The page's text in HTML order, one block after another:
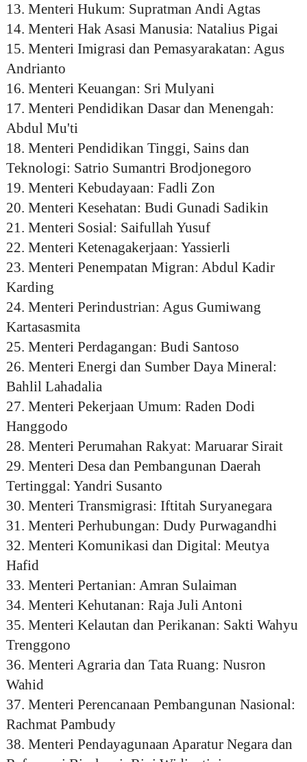
13. Menteri Hukum: Supratman Andi Agtas
14. Menteri Hak Asasi Manusia: Natalius Pigai
15. Menteri Imigrasi dan Pemasyarakatan: Agus
Andrianto
16. Menteri Keuangan: Sri Mulyani
17. Menteri Pendidikan Dasar dan Menengah:
Abdul Mu'ti
18. Menteri Pendidikan Tinggi, Sains dan
Teknologi: Satrio Sumantri Brodjonegoro
19. Menteri Kebudayaan: Fadli Zon
20. Menteri Kesehatan: Budi Gunadi Sadikin
21. Menteri Sosial: Saifullah Yusuf
22. Menteri Ketenagakerjaan: Yassierli
23. Menteri Penempatan Migran: Abdul Kadir
Karding
24. Menteri Perindustrian: Agus Gumiwang
Kartasasmita
25. Menteri Perdagangan: Budi Santoso
26. Menteri Energi dan Sumber Daya Mineral:
Bahlil Lahadalia
27. Menteri Pekerjaan Umum: Raden Dodi
Hanggodo
28. Menteri Perumahan Rakyat: Maruarar Sirait
29. Menteri Desa dan Pembangunan Daerah
Tertinggal: Yandri Susanto
30. Menteri Transmigrasi: Iftitah Suryanegara
31. Menteri Perhubungan: Dudy Purwagandhi
32. Menteri Komunikasi dan Digital: Meutya
Hafid
33. Menteri Pertanian: Amran Sulaiman
34. Menteri Kehutanan: Raja Juli Antoni
35. Menteri Kelautan dan Perikanan: Sakti Wahyu
Trenggono
36. Menteri Agraria dan Tata Ruang: Nusron
Wahid
37. Menteri Perencanaan Pembangunan Nasional:
Rachmat Pambudy
38. Menteri Pendayagunaan Aparatur Negara dan